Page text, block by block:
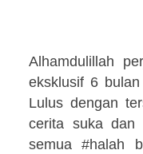
Alhamdulillah
eksklusif 6
Lulus dengan
cerita suka dan
semua #halah